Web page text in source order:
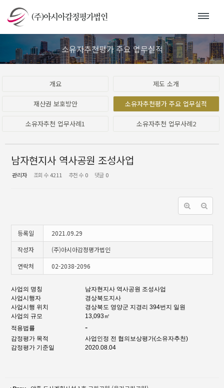
소유자추천평가 주요 업무실적
개요 제도 소개
재산권 보호방안 소유자추천평가 주요 업무실적
소유자추천 업무사례1 소유자추천 업무사례2
남자현지사 역사공원 조성사업
관리자 조회 수4211 추천 수 0 댓글 0
등록일
2021.09.29
작성자
(주)아시아감정평가법인
연락처
02-2038-2096
사업의 명칭
남자현지사 역사공원 조성사업
사업시행자
경상북도지사
사업시행 위치
경상북도 영양군 지경리 394번지 일원
사업의 규모
13,093㎡
적용법률
-
감정평가 목적
사업인정 전 협의보상평가(소유자추천)
감정평가 기준일
2020.08.04